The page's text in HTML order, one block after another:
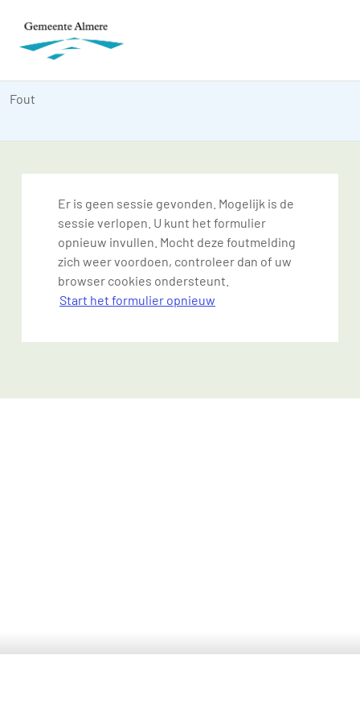
Fout
Er is geen sessie gevonden. Mogelijk is de
sessie verlopen. U kunt het formulier
opnieuw invullen. Mocht deze foutmelding
zich weer voordoen, controleer dan of uw
browser cookies ondersteunt.
Start het formulier opnieuw